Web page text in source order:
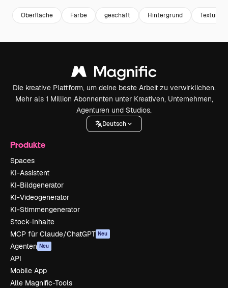
Oberfläche Farbe geschäft Hintergrund Textur
Die kreative Plattform, um deine beste Arbeit zu verwirklichen.
Mehr als 1 Million Abonnenten unter Kreativen, Unternehmen,
Agenturen und Studios.
Deutsch
Produkte
Spaces
KI-Assistent
KI-Bildgenerator
KI-Videogenerator
KI-Stimmengenerator
Stock-Inhalte
MCP für Claude/ChatGPT Neu
Agenten Neu
API
Mobile App
Alle Magnific-Tools